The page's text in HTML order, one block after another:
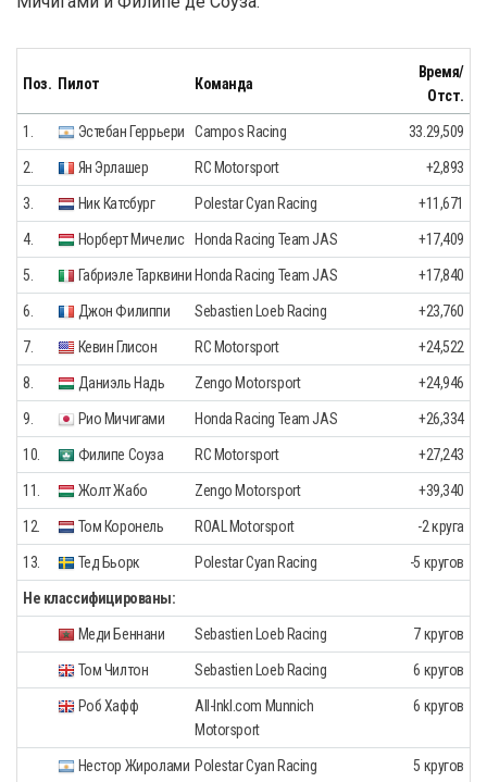
Поз. Пилот Команда
Время/
Отст.
1. Эстебан Геррьери Campos Racing 33.29,509
2. Ян Эрлашер RC Motorsport +2,893
3. Ник Катсбург Polestar Cyan Racing +11,671
4. Норберт Мичелис Honda Racing Team JAS +17,409
5. Габриэле ТарквиниHonda Racing Team JAS +17,840
6. Джон Филиппи Sebastien Loeb Racing +23,760
7. Кевин Глисон RC Motorsport +24,522
8. Даниэль Надь Zengo Motorsport +24,946
9. Рио Мичигами Honda Racing Team JAS +26,334
10. Филипе Соуза RC Motorsport +27,243
11. Жолт Жабо Zengo Motorsport +39,340
12. Том Коронель ROAL Motorsport -2 круга
13. Тед Бьорк Polestar Cyan Racing -5 кругов
Не классифицированы:
Меди Беннани Sebastien Loeb Racing 7 кругов
Том Чилтон Sebastien Loeb Racing 6 кругов
Роб Хафф
All-Inkl.com Munnich
Motorsport
6 кругов
Нестор Жиролами Polestar Cyan Racing 5 кругов